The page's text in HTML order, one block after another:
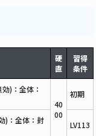
硬
直
習得
条件
)：全体：
40
00
初期
)：全体：封
LV113